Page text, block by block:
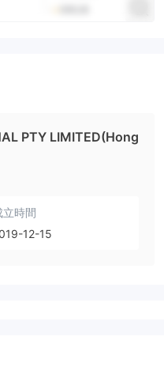
PTY LIMITED(Hong
立時間
12-15